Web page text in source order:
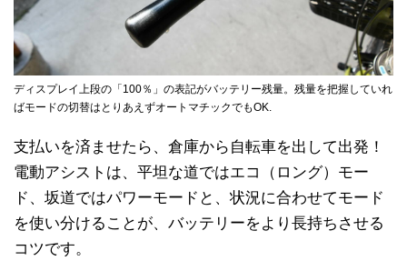
ディスプレイ上段の「100％」の表記がバッテリー残量。残量を把握していれ
ばモードの切替はとりあえずオートマチックでもOK.
支払いを済ませたら、倉庫から自転車を出して出発！
電動アシストは、平坦な道ではエコ（ロング）モー
ド、坂道ではパワーモードと、状況に合わせてモード
を使い分けることが、バッテリーをより長持ちさせる
コツです。